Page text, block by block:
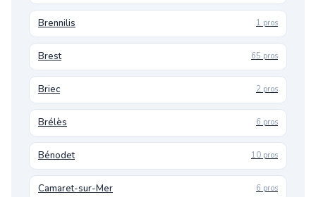
Brennilis 1 pros
Brest 65 pros
Briec 2 pros
Brélès 6 pros
Bénodet 10 pros
Camaret-sur-Mer 6 pros